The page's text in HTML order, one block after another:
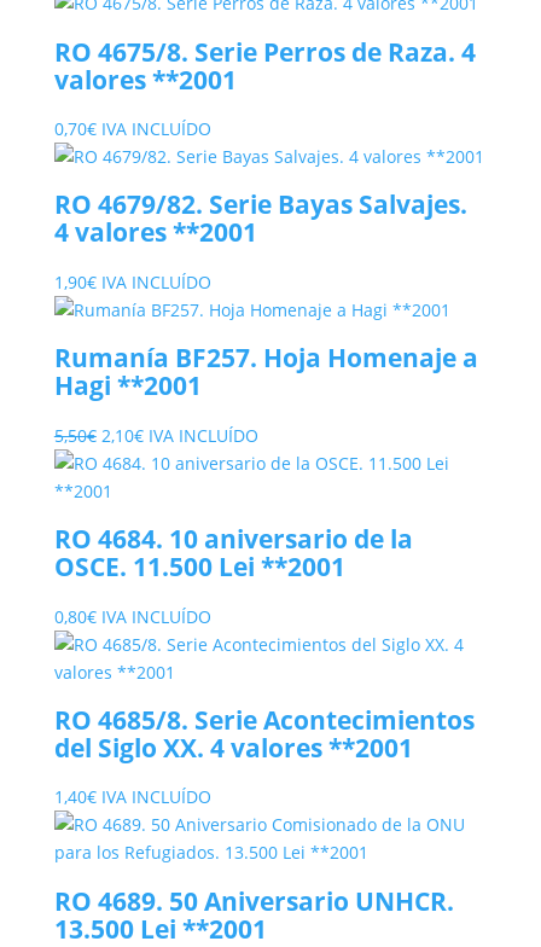
RO 4675/8. Serie Perros de Raza. 4
valores **2001
0,70€ IVA INCLUÍDO
RO 4679/82. Serie Bayas Salvajes.
4 valores **2001
1,90€ IVA INCLUÍDO
Rumanía BF257. Hoja Homenaje a
Hagi **2001
5,50€ El
precio
original
5,50€.
2,10€El
precio
2,10€.
IVA INCLUÍDO
RO 4684. 10 aniversario de la
OSCE. 11.500 Lei **2001
0,80€ IVA INCLUÍDO
RO 4685/8. Serie Acontecimientos
del Siglo XX. 4 valores **2001
1,40€ IVA INCLUÍDO
RO 4689. 50 Aniversario UNHCR.
13.500 Lei **2001